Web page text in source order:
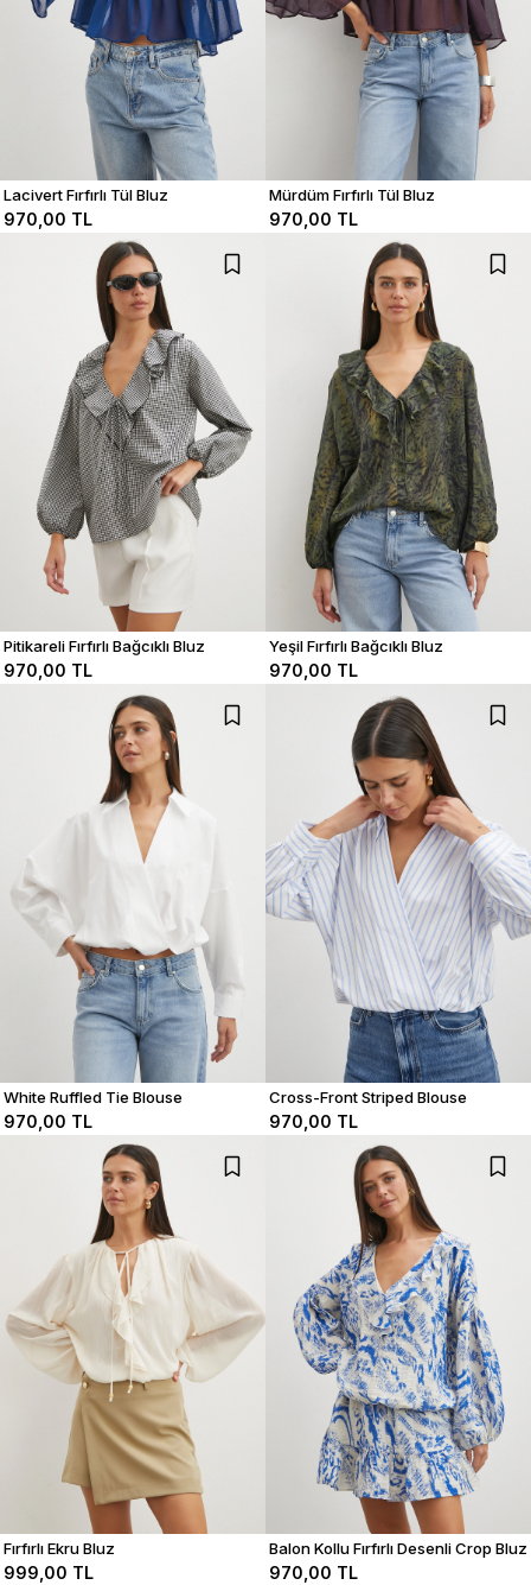
Lacivert Fırfırlı Tül Bluz
970,00 TL
Mürdüm Fırfırlı Tül Bluz
970,00 TL
Pitikareli Fırfırlı Bağcıklı Bluz
970,00 TL
Yeşil Fırfırlı Bağcıklı Bluz
970,00 TL
White Ruffled Tie Blouse
970,00 TL
Cross-Front Striped Blouse
970,00 TL
Fırfırlı Ekru Bluz
999,00 TL
Balon Kollu Fırfırlı Desenli Crop Bluz
970,00 TL